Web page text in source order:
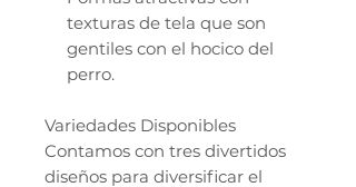
texturas de tela que son
gentiles con el hocico del
perro.
Variedades Disponibles
Contamos con tres divertidos
diseños para diversificar el